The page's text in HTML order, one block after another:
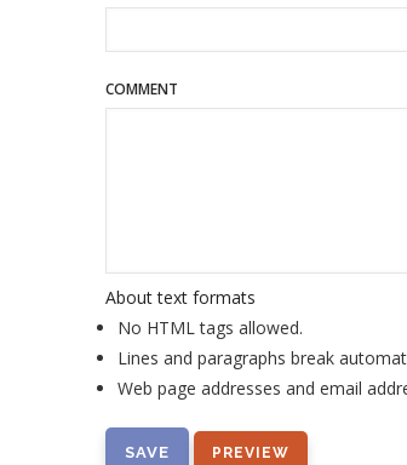
COMMENT
About text formats
No HTML tags allowed.
Lines and paragraphs break
Web page addresses and email